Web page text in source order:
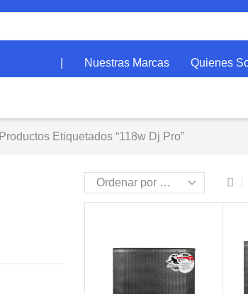
| Nuestras Marcas Quienes
Productos Etiquetados “118w Dj Pro”